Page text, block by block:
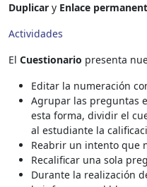
Duplicar y Enlace
Actividades
El Cuestionario presenta
Editar la numeración
Agrupar las preguntas
esta forma, dividir el
al estudiante la
Reabrir un intento que
Recalificar una sola
Durante la realización